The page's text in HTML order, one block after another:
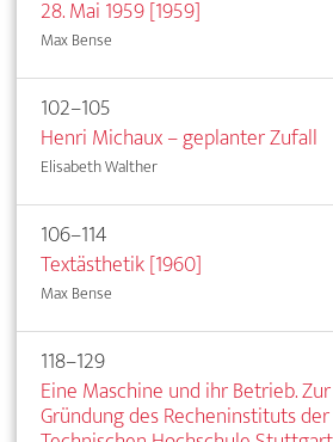
28. Mai 1959 [1959]
Max Bense
102–105
Henri Michaux – geplanter Zufall
Elisabeth Walther
106–114
Textästhetik [1960]
Max Bense
118–129
Eine Maschine und ihr Betrieb. Zur
Gründung des Recheninstituts der